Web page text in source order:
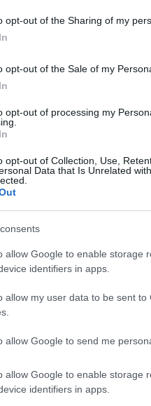
opt-out of the Sharing of my
opt-out of the Sale of my
opt-out of processing my
opt-out of Collection, Use,
Data that Is Unrelated
allow Google to enable storage
identifiers in apps.
allow my user data to be sent
allow Google to send me
allow Google to enable storage
identifiers in apps.
przed autami
we Frankfurcie.
konfigurację.
Samochód początkowo
trafił do prywatnej
fortunę
sprzedaż za
pozostaje w
wszystko
Standardowe
przekraczające 500-700
za pierwszą
wydaje się bardzo
Ferrari liczy się nie tylko